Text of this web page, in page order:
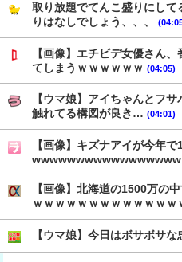
取り放題でてんこ盛りにし
りはなしでしょう、、、
【画像】エチビデ女優さん
てしまうｗｗｗｗｗｗ (04:05)
【ウマ娘】アイちゃんとフ
触れてる構図が良き… (04:01)
【画像】キズナアイが今年
wwwwwwwwwwwwwwwww
【画像】北海道の1500万の
ｗｗｗｗｗｗｗｗｗｗｗｗｗ
【ウマ娘】今日はボサボサ